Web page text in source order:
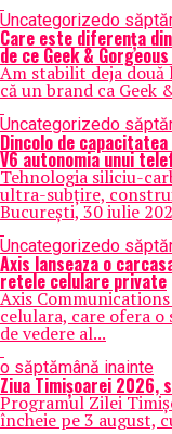
Uncategorizedo
Care este diferența
de ce Geek &
Am stabilit deja
că un brand ca Geek
Uncategorizedo
Dincolo de
V6 autonomia unui
Tehnologia siliciu-
ultra-subțire,
București, 30 iulie
Uncategorizedo
Axis lanseaza o
retele celulare private
Axis
celulara, care ofera
de vedere al...
o săptămână inainte
Ziua Timișoarei 2026,
Programul Zilei
încheie pe 3 august,